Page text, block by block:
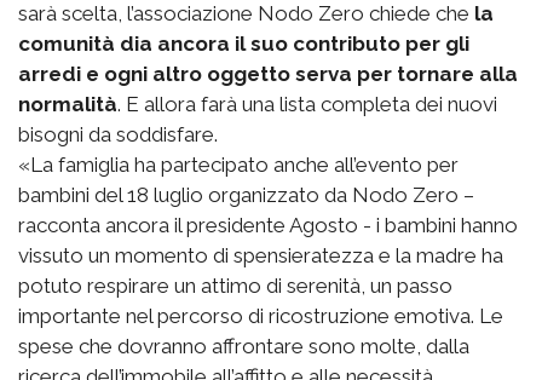
sarà scelta, l’associazione Nodo Zero chiede che la
comunità dia ancora il suo contributo per gli
arredi e ogni altro oggetto serva per tornare alla
normalità. E allora farà una lista completa dei nuovi
bisogni da soddisfare.
«La famiglia ha partecipato anche all’evento per
bambini del 18 luglio organizzato da Nodo Zero –
racconta ancora il presidente Agosto - i bambini hanno
vissuto un momento di spensieratezza e la madre ha
potuto respirare un attimo di serenità, un passo
importante nel percorso di ricostruzione emotiva. Le
spese che dovranno affrontare sono molte, dalla